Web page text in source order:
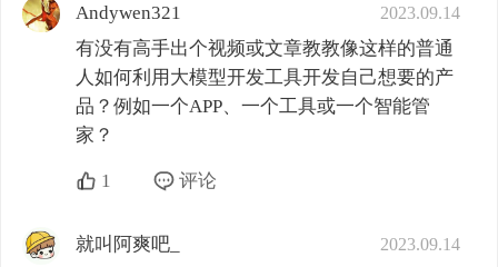
Andywen321 2023.09.14
有没有高手出个视频或文章教教像这样的普通
人如何利用大模型开发工具开发自己想要的产
品？例如一个APP、一个工具或一个智能管
家？
1 评论
就叫阿爽吧_ 2023.09.14